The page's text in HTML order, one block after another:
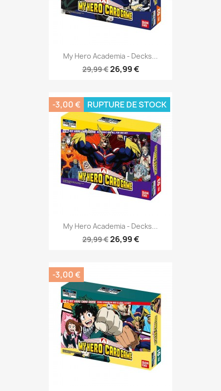
My Hero Academia - Decks...
29,99 €26,99 €
My Hero Academia - Decks...
29,99 €26,99 €
-3,00 € RUPTURE DE STOCK
-3,00 €